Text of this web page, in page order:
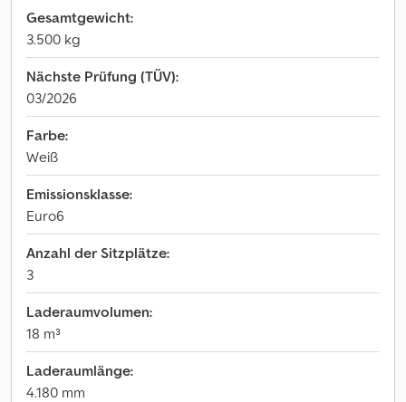
Gesamtgewicht:
3.500 kg
Nächste Prüfung (TÜV):
03/2026
Farbe:
Weiß
Emissionsklasse:
Euro6
Anzahl der Sitzplätze:
3
Laderaumvolumen:
18 m³
Laderaumlänge:
4.180 mm